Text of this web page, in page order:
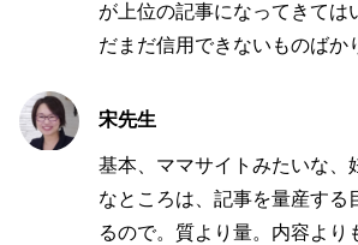
が上位の記事になってきては
だまだ信用できないものばか
宋先生
基本、ママサイトみたいな、
なところは、記事を量産する
るので。質より量。内容より